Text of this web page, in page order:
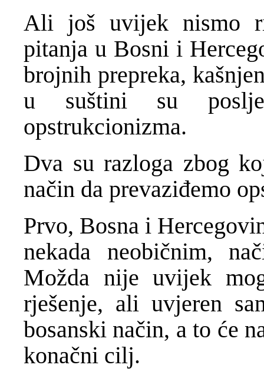
Ali još uvijek nismo
pitanja u Bosni i
brojnih prepreka,
u suštini su
opstrukcionizma.
Dva su razloga zbog
način da prevaziđemo
Prvo, Bosna i
nekada neobičnim,
Možda nije uvijek
rješenje, ali uvjeren
bosanski način, a to će
konačni cilj.